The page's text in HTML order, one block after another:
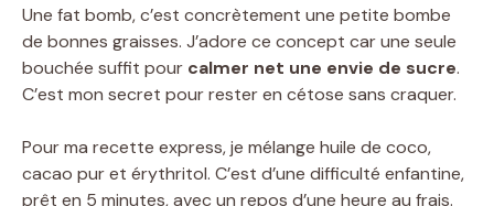
Une fat bomb, c’est concrètement une petite bombe
de bonnes graisses. J’adore ce concept car une seule
bouchée suffit pour calmer net une envie de sucre.
C’est mon secret pour rester en cétose sans craquer.
Pour ma recette express, je mélange huile de coco,
cacao pur et érythritol. C’est d’une difficulté enfantine,
prêt en 5 minutes, avec un repos d’une heure au frais.